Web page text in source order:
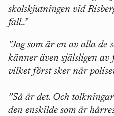
skolskjutningen vid
fall..”
”Jag som är en av alla de
känner även själsligen av
vilket först sker när
”Så är det. Och
den enskilde som är